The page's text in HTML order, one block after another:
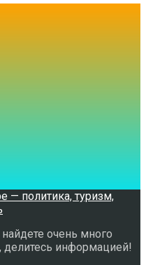
очень много
делитесь информацией!